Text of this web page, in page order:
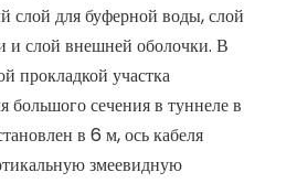
слой для буферной воды, слой
и слой внешней оболочки. В
прокладкой участка
большого сечения в туннеле в
в 6 м, ось кабеля
змеевидную